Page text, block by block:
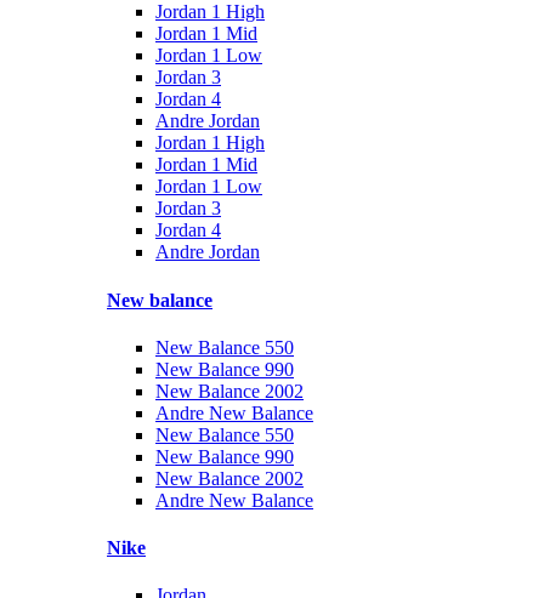
Jordan 1 High
Jordan 1 Mid
Jordan 1 Low
Jordan 3
Jordan 4
Andre Jordan
Jordan 1 High
Jordan 1 Mid
Jordan 1 Low
Jordan 3
Jordan 4
Andre Jordan
New balance
New Balance 550
New Balance 990
New Balance 2002
Andre New Balance
New Balance 550
New Balance 990
New Balance 2002
Andre New Balance
Nike